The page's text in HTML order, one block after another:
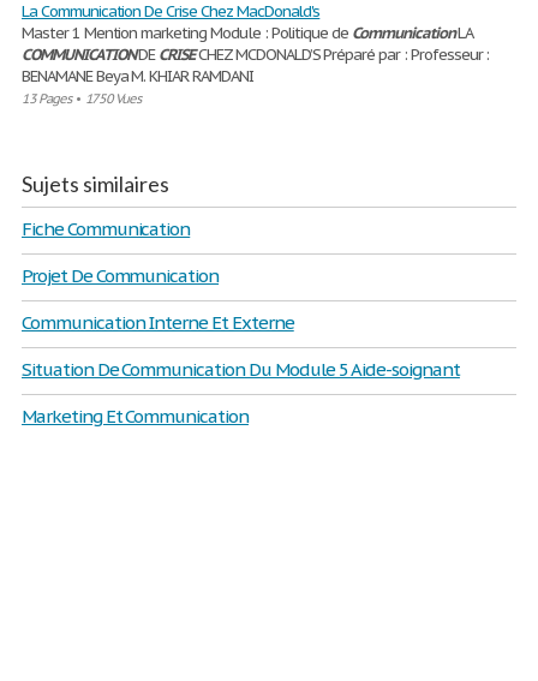
La Communication De Crise Chez MacDonald's
Master 1 Mention marketing Module : Politique de CommunicationLA
COMMUNICATIONDECRISECHEZ MCDONALD’S Préparé par : Professeur :
BENAMANE Beya M. KHIAR RAMDANI
13 Pages• 1750 Vues
Sujets similaires
Fiche Communication
Projet De Communication
Communication Interne Et Externe
Situation De Communication Du Module 5 Aide-soignant
Marketing Et Communication